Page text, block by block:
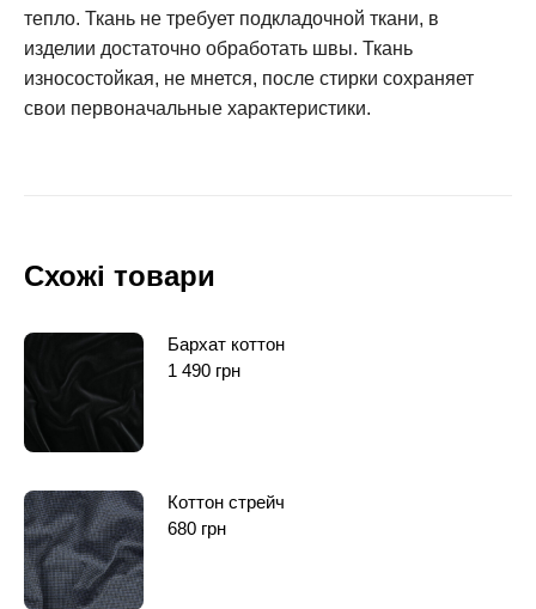
тепло. Ткань не требует подкладочной ткани, в
изделии достаточно обработать швы. Ткань
износостойкая, не мнется, после стирки сохраняет
свои первоначальные характеристики.
Схожі товари
Бархат коттон
1 490 грн
Коттон стрейч
680 грн